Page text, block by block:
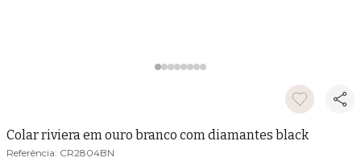
Colar riviera em ouro branco com diamantes black
CR2804BN